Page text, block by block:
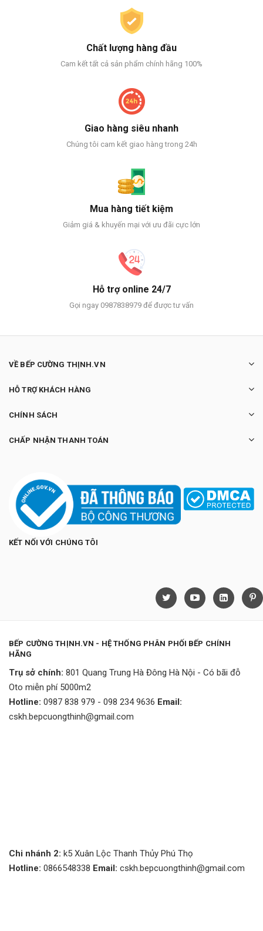
Chất lượng hàng đầu
Cam kết tất cả sản phẩm chính hãng 100%
Giao hàng siêu nhanh
Chúng tôi cam kết giao hàng trong 24h
Mua hàng tiết kiệm
Giảm giá & khuyến mại với ưu đãi cực lớn
Hỗ trợ online 24/7
Gọi ngay 0987838979 để được tư vấn
VỀ BẾP CƯỜNG THỊNH.VN
HỖ TRỢ KHÁCH HÀNG
CHÍNH SÁCH
CHẤP NHẬN THANH TOÁN
KẾT NỐI VỚI CHÚNG TÔI
BẾP CƯỜNG THỊNH.VN - HỆ THỐNG PHÂN PHỐI BẾP CHÍNH
HÃNG
Trụ sở chính: 801 Quang Trung Hà Đông Hà Nội - Có bãi đỗ
Oto miễn phí 5000m2
Hotline: 0987 838 979 - 098 234 9636 Email:
cskh.bepcuongthinh@gmail.com
Chi nhánh 2: k5 Xuân Lộc Thanh Thủy Phú Thọ
Hotline: 0866548338 Email: cskh.bepcuongthinh@gmail.com